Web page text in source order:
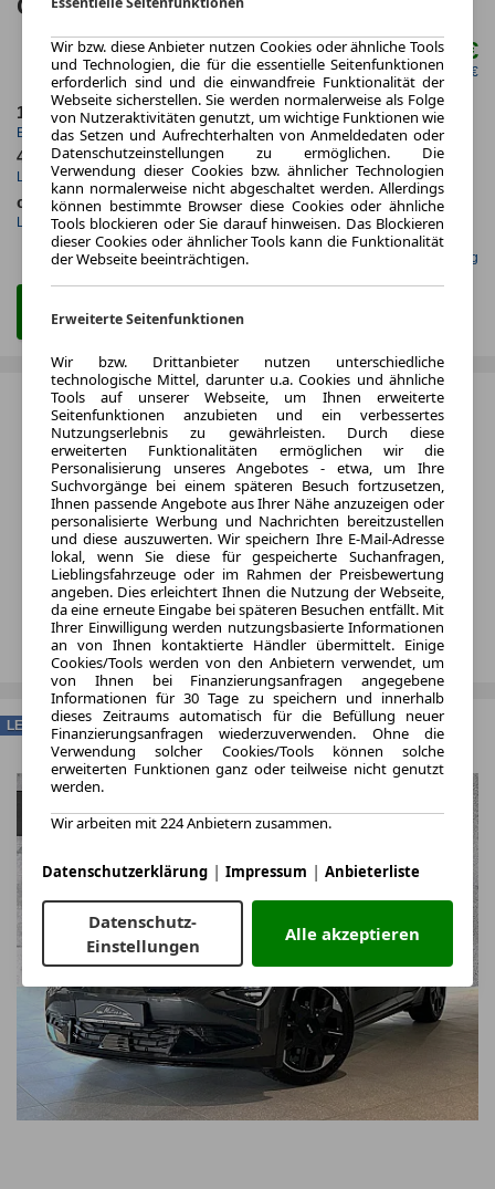
Cockpit Memory Si
ab mtl.542,00 €
netto mtl. 455,46 €
11.2024
Erstzulassung
10.000,0 km
Jahrliche Fahrleistung
48 Monate
Laufzeit
5 km
Kilometerstand
ca. 168 kW (228 PS)
Leistung
Elektro
Kraftstoff
Gefunden auf Null Leasing
Zum Leasing Angebot
LEASING
Wir bzw. diese Anbieter nutzen Cookies oder ähnliche Tools
und Technologien, die für die essentielle Seitenfunktionen
erforderlich sind und die einwandfreie Funktionalität der
Webseite sicherstellen. Sie werden normalerweise als Folge
von Nutzeraktivitäten genutzt, um wichtige Funktionen wie
das Setzen und Aufrechterhalten von Anmeldedaten oder
Datenschutzeinstellungen zu ermöglichen. Die
Verwendung dieser Cookies bzw. ähnlicher Technologien
kann normalerweise nicht abgeschaltet werden. Allerdings
können bestimmte Browser diese Cookies oder ähnliche
Tools blockieren oder Sie darauf hinweisen. Das Blockieren
dieser Cookies oder ähnlicher Tools kann die Funktionalität
der Webseite beeinträchtigen.
Erweiterte Seitenfunktionen
Wir bzw. Drittanbieter nutzen unterschiedliche
technologische Mittel, darunter u.a. Cookies und ähnliche
Tools auf unserer Webseite, um Ihnen erweiterte
Seitenfunktionen anzubieten und ein verbessertes
Nutzungserlebnis zu gewährleisten. Durch diese
erweiterten Funktionalitäten ermöglichen wir die
Personalisierung unseres Angebotes - etwa, um Ihre
Suchvorgänge bei einem späteren Besuch fortzusetzen,
Ihnen passende Angebote aus Ihrer Nähe anzuzeigen oder
personalisierte Werbung und Nachrichten bereitzustellen
und diese auszuwerten. Wir speichern Ihre E-Mail-Adresse
lokal, wenn Sie diese für gespeicherte Suchanfragen,
Lieblingsfahrzeuge oder im Rahmen der Preisbewertung
angeben. Dies erleichtert Ihnen die Nutzung der Webseite,
da eine erneute Eingabe bei späteren Besuchen entfällt. Mit
Ihrer Einwilligung werden nutzungsbasierte Informationen
an von Ihnen kontaktierte Händler übermittelt. Einige
Cookies/Tools werden von den Anbietern verwendet, um
von Ihnen bei Finanzierungsanfragen angegebene
Informationen für 30 Tage zu speichern und innerhalb
dieses Zeitraums automatisch für die Befüllung neuer
Finanzierungsanfragen wiederzuverwenden. Ohne die
Verwendung solcher Cookies/Tools können solche
erweiterten Funktionen ganz oder teilweise nicht genutzt
werden.
Wir arbeiten mit 224 Anbietern zusammen.
Datenschutzerklärung | Impressum | Anbieterliste
Datenschutz-
Einstellungen
Alle akzeptieren